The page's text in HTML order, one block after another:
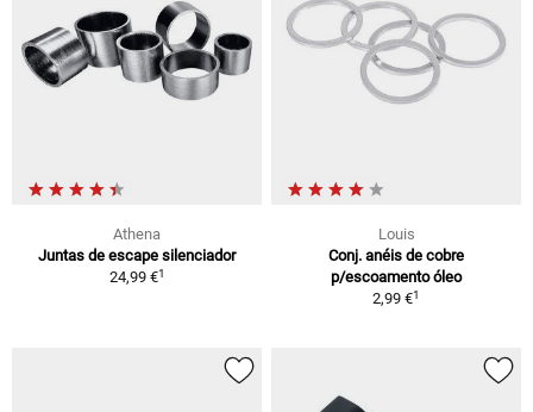
Athena
Juntas de escape silenciador
24,99 €1
Louis
Conj. anéis de cobre
p/escoamento óleo
2,99 €1